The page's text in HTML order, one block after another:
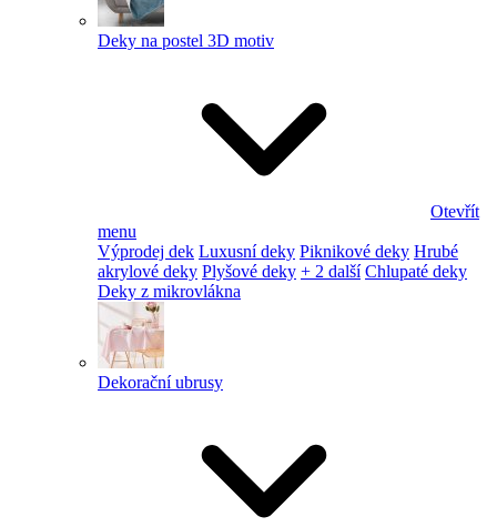
Deky na postel 3D motiv
Otevřít
menu
Výprodej dek Luxusní deky Piknikové deky Hrubé
akrylové deky Plyšové deky + 2 další Chlupaté deky
Deky z mikrovlákna
Dekorační ubrusy